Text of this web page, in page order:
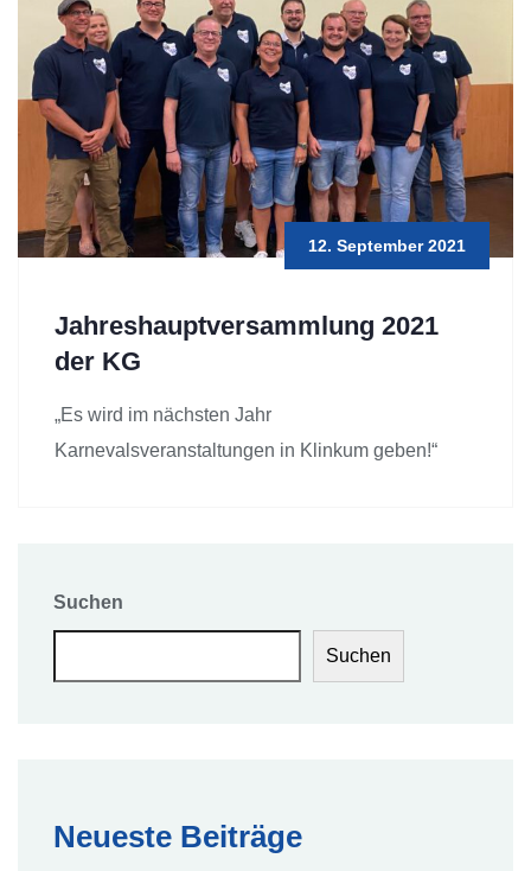
12. September 2021
Jahreshauptversammlung 2021
der KG
„Es wird im nächsten Jahr
Karnevalsveranstaltungen in Klinkum geben!“
Suchen
Suchen
Neueste Beiträge